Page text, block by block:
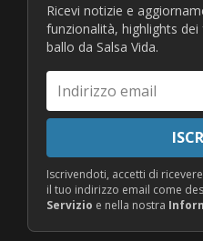
Ricevi notizie e
funzionalità, highlights
ballo da Salsa Vida.
Indirizzo
email
Iscrivendoti, accetti di
il tuo indirizzo email come
Servizio e nella nostra